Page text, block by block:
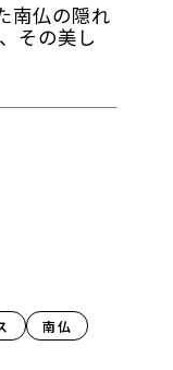
南仏の隠れ
その美し
南仏